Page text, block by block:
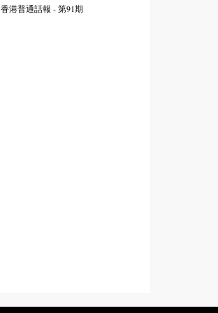
香港普通話報 - 第91期